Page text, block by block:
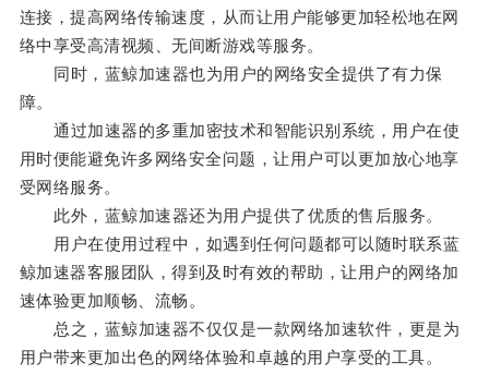
连接，提高网络传输速度，从而让用户能够更加轻松地在网
络中享受高清视频、无间断游戏等服务。
同时，蓝鲸加速器也为用户的网络安全提供了有力保
障。
通过加速器的多重加密技术和智能识别系统，用户在使
用时便能避免许多网络安全问题，让用户可以更加放心地享
受网络服务。
此外，蓝鲸加速器还为用户提供了优质的售后服务。
用户在使用过程中，如遇到任何问题都可以随时联系蓝
鲸加速器客服团队，得到及时有效的帮助，让用户的网络加
速体验更加顺畅、流畅。
总之，蓝鲸加速器不仅仅是一款网络加速软件，更是为
用户带来更加出色的网络体验和卓越的用户享受的工具。